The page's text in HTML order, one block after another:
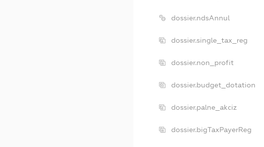
dossier.ndsAnnul
dossier.single_tax_reg
dossier.non_profit
dossier.budget_dotation
dossier.palne_akciz
dossier.bigTaxPayerReg